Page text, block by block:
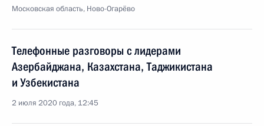
Московская область, Ново-Огарёво
Телефонные разговоры с лидерами
Азербайджана, Казахстана, Таджикистана
и Узбекистана
2 июля 2020 года, 12:45